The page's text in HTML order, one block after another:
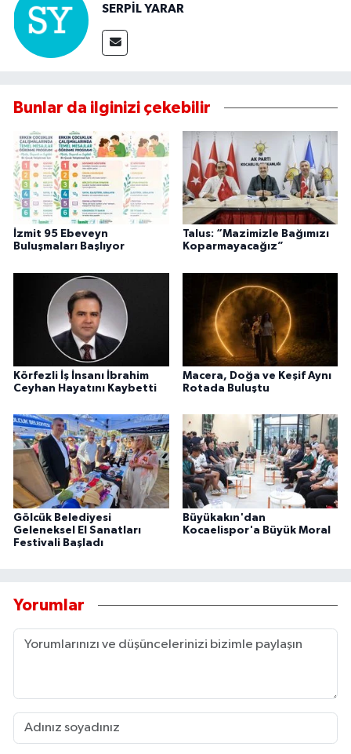
SERPİL YARAR
Bunlar da ilginizi çekebilir
İzmit 95 Ebeveyn
Buluşmaları Başlıyor
Talus: “Mazimizle Bağımızı
Koparmayacağız”
Körfezli İş İnsanı İbrahim
Ceyhan Hayatını Kaybetti
Macera, Doğa ve Keşif Aynı
Rotada Buluştu
Gölcük Belediyesi
Geleneksel El Sanatları
Festivali Başladı
Büyükakın'dan
Kocaelispor'a Büyük Moral
Yorumlar